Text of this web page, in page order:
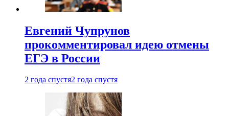
Евгений Чупрунов
прокомментировал идею отмены
ЕГЭ в России
2 года спустя2 года спустя